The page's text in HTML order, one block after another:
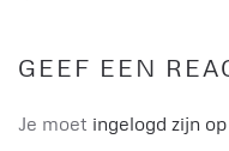
GEEF EEN
Je moet ingelogd zijn op